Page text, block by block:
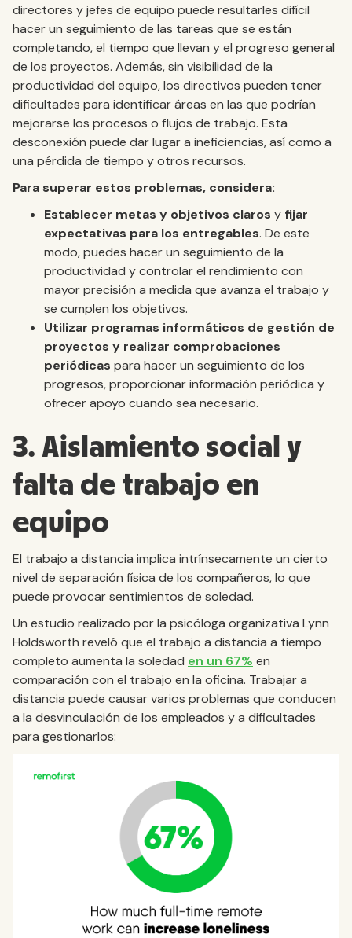
directores y jefes de equipo puede resultarles difícil
hacer un seguimiento de las tareas que se están
completando, el tiempo que llevan y el progreso general
de los proyectos. Además, sin visibilidad de la
productividad del equipo, los directivos pueden tener
dificultades para identificar áreas en las que podrían
mejorarse los procesos o flujos de trabajo. Esta
desconexión puede dar lugar a ineficiencias, así como a
una pérdida de tiempo y otros recursos.
Para superar estos problemas, considera:
Establecer metas y objetivos claros y fijar
expectativas para los entregables. De este
modo, puedes hacer un seguimiento de la
productividad y controlar el rendimiento con
mayor precisión a medida que avanza el trabajo y
se cumplen los objetivos.
Utilizar programas informáticos de gestión de
proyectos y realizar comprobaciones
periódicas para hacer un seguimiento de los
progresos, proporcionar información periódica y
ofrecer apoyo cuando sea necesario.
3. Aislamiento social y
falta de trabajo en
equipo
El trabajo a distancia implica intrínsecamente un cierto
nivel de separación física de los compañeros, lo que
puede provocar sentimientos de soledad.
Un estudio realizado por la psicóloga organizativa Lynn
Holdsworth reveló que el trabajo a distancia a tiempo
completo aumenta la soledad en un 67% en
comparación con el trabajo en la oficina. Trabajar a
distancia puede causar varios problemas que conducen
a la desvinculación de los empleados y a dificultades
para gestionarlos: